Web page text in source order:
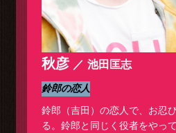
秋彦 池田匡志
鈴郎の恋人
鈴郎（吉田）の恋人で、お忍
る。鈴郎と同じく役者をやっ